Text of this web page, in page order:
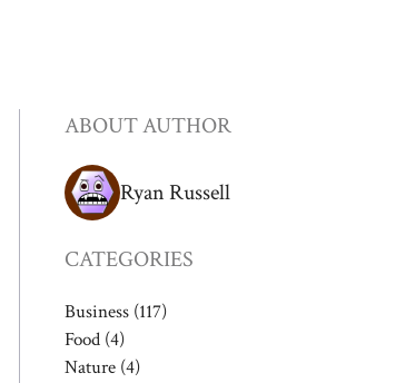
ABOUT AUTHOR
Ryan Russell
CATEGORIES
Business (117)
Food (4)
Nature (4)